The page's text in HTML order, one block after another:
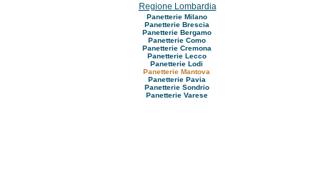
Regione Lombardia
Panetterie Milano
Panetterie Brescia
Panetterie Bergamo
Panetterie Como
Panetterie Cremona
Panetterie Lecco
Panetterie Lodi
Panetterie Mantova
Panetterie Pavia
Panetterie Sondrio
Panetterie Varese